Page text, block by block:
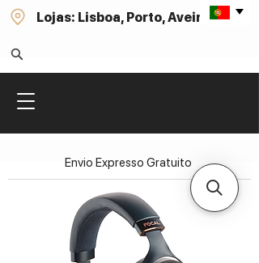
Lojas: Lisboa, Porto, Aveiro
Envio Expresso Gratuito